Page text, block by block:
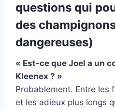
questions qui
des
dangereuses)
« Est-ce que Joel a un
Kleenex ? »
Probablement. Entre les
et les adieux plus longs